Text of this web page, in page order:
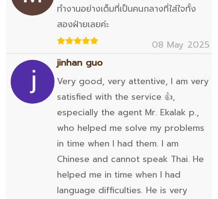
ทำงานอย่างเต็มที่เป็นคนกลางที่ใส่ใจทั้ง
สองฝ่ายเลยค่ะ
08 May 2025
jinhan guo
Very good, very attentive, I am very
satisfied with the service 👍,
especially the agent Mr. Ekalak p.,
who helped me solve my problems
in time when I had them. I am
Chinese and cannot speak Thai. He
helped me in time when I had
language difficulties. He is very